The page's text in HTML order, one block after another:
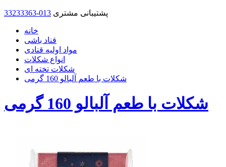
33233363-013 پشتیبانی مشتری
خانه
قناد باشی
مواد اولیه قنادی
انواع شکلات
شکلات تخته ای
شکلات با طعم آلبالو 160 گرمی
شکلات با طعم آلبالو 160 گرمی